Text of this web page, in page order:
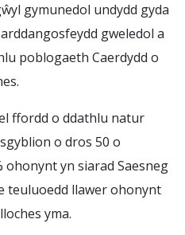
gymunedol undydd gyda
gweledol a
poblogaeth Caerdydd o
ffordd o ddathlu natur
o dros 50 o
ohonynt yn siarad Saesneg
teuluoedd llawer ohonynt
yma.